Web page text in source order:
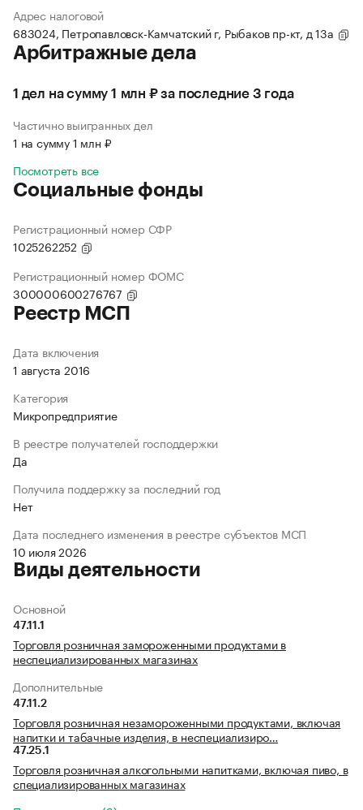
Адрес налоговой
683024, Петропавловск-Камчатский г, Рыбаков пр-кт, д 13а
Арбитражные дела
1 дел на сумму 1 млн ₽ за последние 3 года
Частично выигранных дел
1 на сумму 1 млн ₽
Посмотреть все
Социальные фонды
Регистрационный номер СФР
1025262252
Регистрационный номер ФОМС
300000600276767
Реестр МСП
Дата включения
1 августа 2016
Категория
Микропредприятие
В реестре получателей господдержки
Да
Получила поддержку за последний год
Нет
Дата последнего изменения в реестре субъектов МСП
10 июля 2026
Виды деятельности
Основной
47.11.1
Торговля розничная замороженными продуктами в
неспециализированных магазинах
Дополнительные
47.11.2
Торговля розничная незамороженными продуктами, включая
напитки и табачные изделия, в неспециализиро…
47.25.1
Торговля розничная алкогольными напитками, включая пиво, в
специализированных магазинах